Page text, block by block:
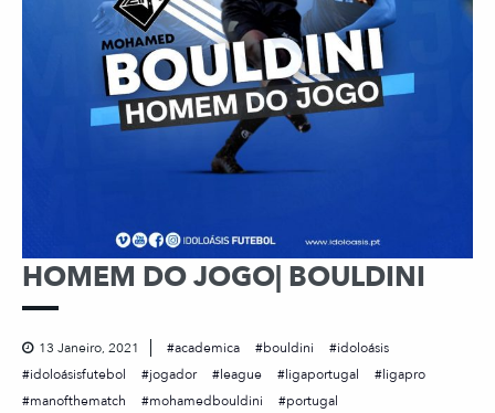
HOMEM DO JOGO| BOULDINI
13 Janeiro, 2021 academica bouldini
idoloásis
idoloásisfutebol
jogador league ligaportugal
ligapro
manofthematch
mohamedbouldini portugal